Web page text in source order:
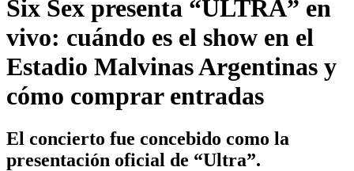
Six Sex presenta “ULTRA” en
vivo: cuándo es el show en el
Estadio Malvinas Argentinas y
cómo comprar entradas
El concierto fue concebido como la
presentación oficial de “Ultra”.